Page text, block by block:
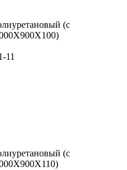
(с
(с